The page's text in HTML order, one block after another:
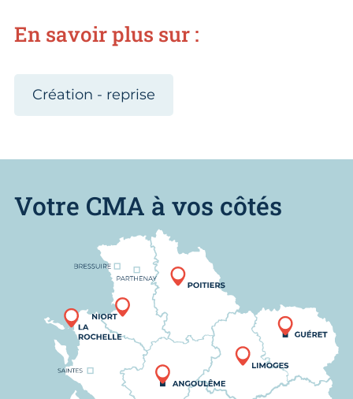
En savoir plus sur :
Création - reprise
Votre CMA à vos côtés